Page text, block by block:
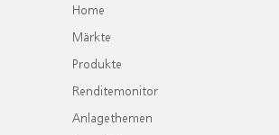
Home
Märkte
Produkte
Renditemonitor
Anlagethemen